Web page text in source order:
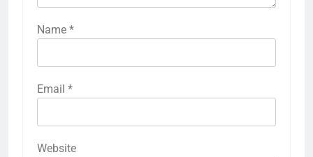
Name *
Email *
Website